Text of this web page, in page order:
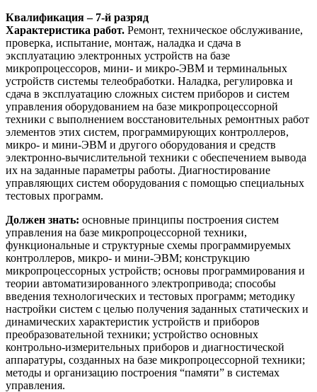
Квалификация – 7-й разряд
Характеристика работ. Ремонт, техническое обслуживание,
проверка, испытание, монтаж, наладка и сдача в
эксплуатацию электронных устройств на базе
микропроцессоров, мини- и микро-ЭВМ и терминальных
устройств системы телеобработки. Наладка, регулировка и
сдача в эксплуатацию сложных систем приборов и систем
управления оборудованием на базе микропроцессорной
техники с выполнением восстановительных ремонтных работ
элементов этих систем, программирующих контроллеров,
микро- и мини-ЭВМ и другого оборудования и средств
электронно-вычислительной техники с обеспечением вывода
их на заданные параметры работы. Диагностирование
управляющих систем оборудования с помощью специальных
тестовых программ.
Должен знать: основные принципы построения систем
управления на базе микропроцессорной техники,
функциональные и структурные схемы программируемых
контроллеров, микро- и мини-ЭВМ; конструкцию
микропроцессорных устройств; основы программирования и
теории автоматизированного электропривода; способы
введения технологических и тестовых программ; методику
настройки систем с целью получения заданных статических и
динамических характеристик устройств и приборов
преобразовательной техники; устройство основных
контрольно-измерительных приборов и диагностической
аппаратуры, созданных на базе микропроцессорной техники;
методы и организацию построения “памяти” в системах
управления.